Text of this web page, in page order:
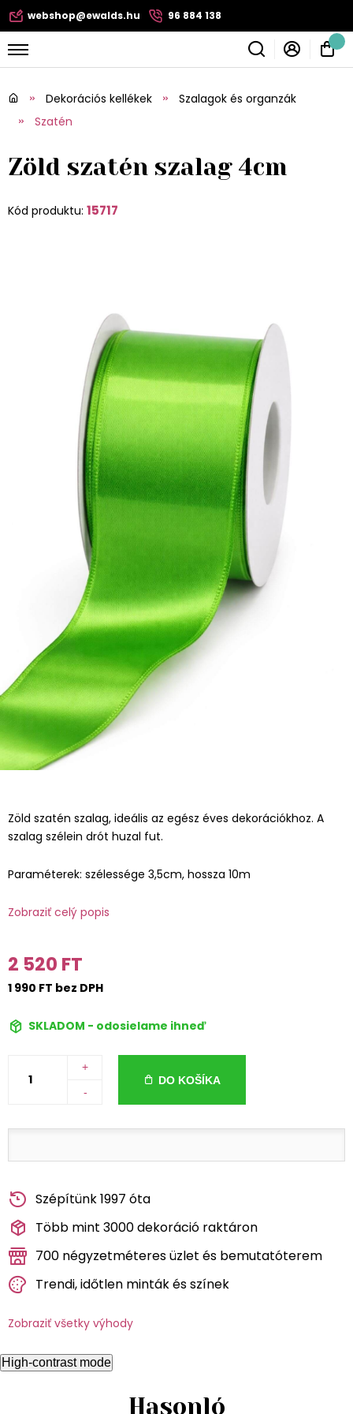
webshop@ewalds.hu 96 884 138
Dekorációs kellékek
Szalagok és organzák
Szatén
Zöld szatén szalag 4cm
Kód produktu: 15717
Zöld szatén szalag, ideális az egész éves dekorációkhoz. A
szalag szélein drót huzal fut.
Paraméterek: szélessége 3,5cm, hossza 10m
Zobraziť celý popis
2 520 FT
1 990 FT bez DPH
SKLADOM - odosielame ihneď
+
-
DO KOŠÍKA
Szépítünk 1997 óta
Több mint 3000 dekoráció raktáron
700 négyzetméteres üzlet és bemutatóterem
Trendi, időtlen minták és színek
Zobraziť všetky výhody
High-contrast mode
Hasonló